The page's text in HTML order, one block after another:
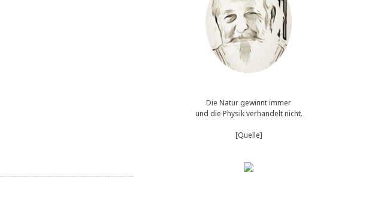
Die Natur gewinnt immer
und die Physik verhandelt nicht.
[Quelle]